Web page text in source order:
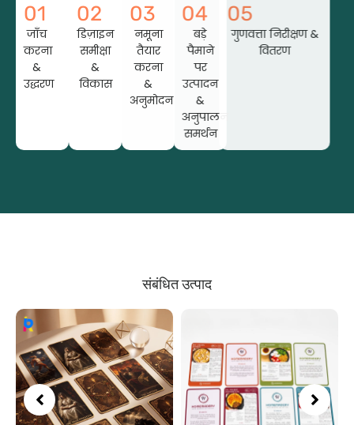
01
जाँच
करना
&
उद्धरण
02
डिज़ाइन
समीक्षा
&
विकास
03
नमूना
तैयार
करना
&
अनुमोदन
04
बड़े
पैमाने
पर
उत्पादन
&
अनुपालन
समर्थन
05
गुणवत्ता निरीक्षण &
वितरण
संबंधित उत्पाद